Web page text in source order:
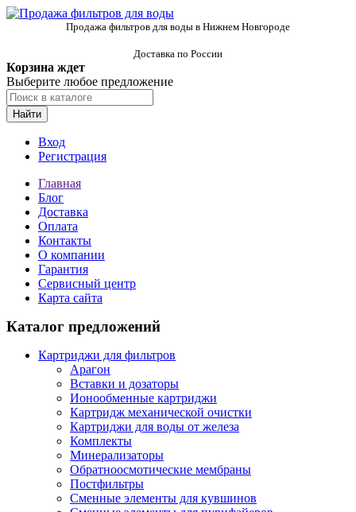
Продажа фильтров для воды в Нижнем Новгороде
Доставка по России
Корзина ждет
Выберите любое предложение
Найти
Вход
Регистрация
Главная
Блог
Доставка
Оплата
Контакты
О компании
Гарантия
Сервисный центр
Карта сайта
Каталог предложений
Картриджи для фильтров
Арагон
Вставки и дозаторы
Ионообменные картриджи
Картридж механической очистки
Картриджи для воды от железа
Комплекты
Минерализаторы
Обратноосмотические мембраны
Постфильтры
Сменные элементы для кувшинов